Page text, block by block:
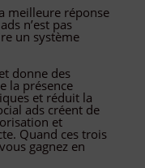
meilleure réponse
n’est pas
un système
donne des
la présence
et réduit la
ads créent de
et
Quand ces trois
gagnez en